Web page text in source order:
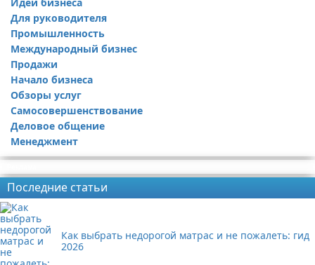
Для руководителя
Промышленность
Международный бизнес
Продажи
Начало бизнеса
Обзоры услуг
Самосовершенствование
Деловое общение
Менеджмент
Последние статьи
Как выбрать недорогой матрас и не пожалеть: гид
2026